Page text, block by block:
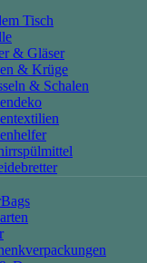
Tisch
& Gläser
& Krüge
& Schalen